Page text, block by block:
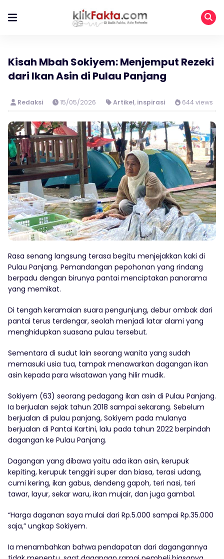
Kisah Mbah Sokiyem: Menjemput Rezeki
dari Ikan Asin di Pulau Panjang
Redaksi 15/05/2026 Artikel, inspirasi 644 views
Rasa senang langsung terasa begitu menjejakkan kaki di
Pulau Panjang. Pemandangan pepohonan yang rindang
berpadu dengan birunya pantai menciptakan panorama
yang memikat.
Di tengah keramaian suara pengunjung, debur ombak dari
pantai terus terdengar, seolah menjadi latar alami yang
menghidupkan suasana pulau tersebut.
Sementara di sudut lain seorang wanita yang sudah
memasuki usia tua, tampak menawarkan dagangan ikan
asin kepada para wisatawan yang hilir mudik.
Sokiyem (63) seorang pedagang ikan asin di Pulau Panjang.
Ia berjualan sejak tahun 2018 sampai sekarang. Sebelum
berjualan di pulau panjang, Sokiyem pada mulanya
berjualan di Pantai Kartini, lalu pada tahun 2022 berpindah
dagangan ke Pulau Panjang.
Dagangan yang dibawa yaitu ada ikan asin, kerupuk
kepiting, kerupuk tenggiri super dan biasa, terasi udang,
cumi kering, ikan gabus, dendeng gapoh, teri nasi, teri
tawar, layur, sekar waru, ikan mujair, dan juga gambal.
“Harga daganan saya mulai dari Rp.5.000 sampai Rp.35.000
saja,” ungkap Sokiyem.
Ia menambahkan bahwa pendapatan dari dagangannya